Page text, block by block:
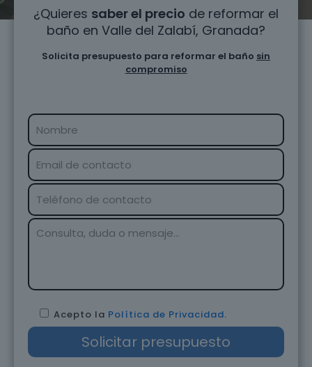
¿Quieres saber el precio de reformar el
baño en Valle del Zalabí, Granada?
Solicita presupuesto para reformar el baño sin
compromiso
Acepto la Política de Privacidad.